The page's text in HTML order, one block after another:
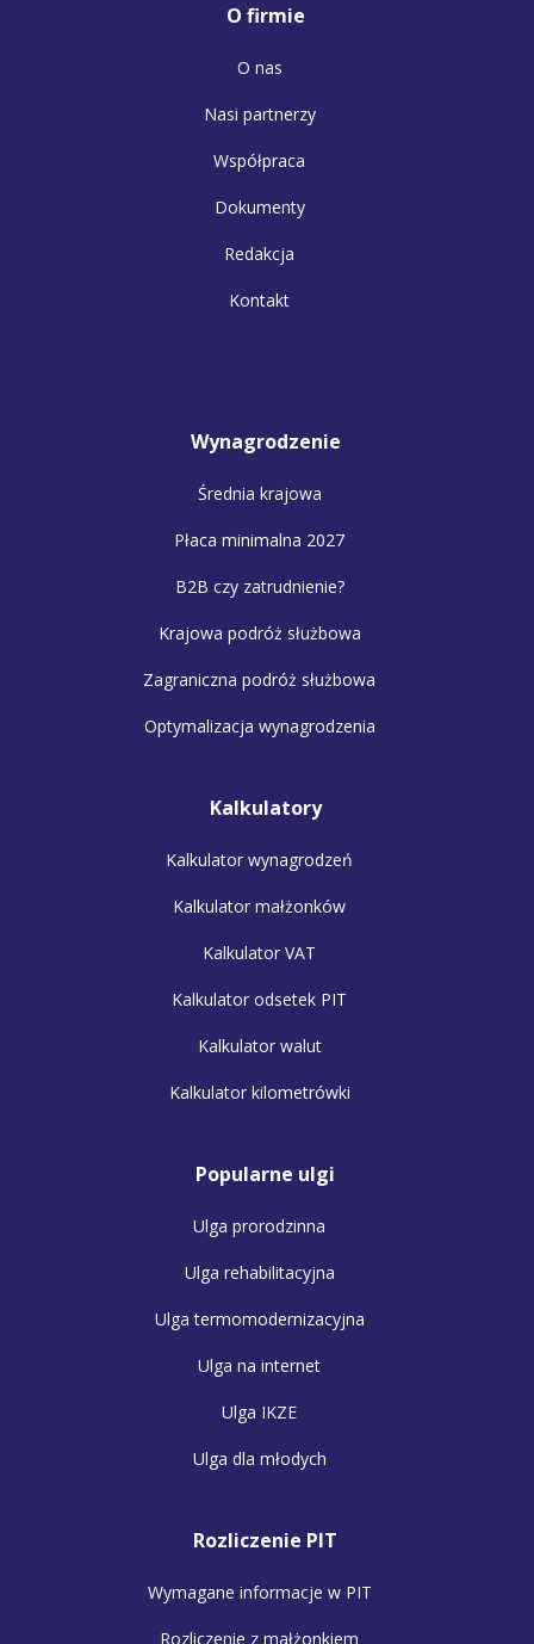
O firmie
O nas
Nasi partnerzy
Współpraca
Dokumenty
Redakcja
Kontakt
Wynagrodzenie
Średnia krajowa
Płaca minimalna 2027
B2B czy zatrudnienie?
Krajowa podróż służbowa
Zagraniczna podróż służbowa
Optymalizacja wynagrodzenia
Kalkulatory
Kalkulator wynagrodzeń
Kalkulator małżonków
Kalkulator VAT
Kalkulator odsetek PIT
Kalkulator walut
Kalkulator kilometrówki
Popularne ulgi
Ulga prorodzinna
Ulga rehabilitacyjna
Ulga termomodernizacyjna
Ulga na internet
Ulga IKZE
Ulga dla młodych
Rozliczenie PIT
Wymagane informacje w PIT
Rozliczenie z małżonkiem